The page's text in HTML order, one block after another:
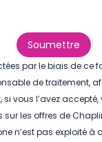
Soumettre
par le biais de ce
de traitement,
vous l’avez accepté,
les offres de
n’est pas exploité